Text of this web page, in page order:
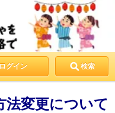
ログイン 検索
法変更について